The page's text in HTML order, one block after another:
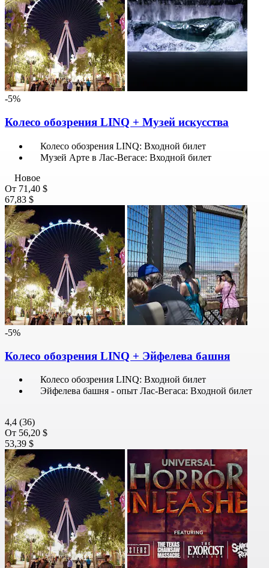
-5%
Колесо обозрения LINQ + Музей искусства
Колесо обозрения LINQ: Входной билет
Музей Арте в Лас-Вегасе: Входной билет
Новое
От 71,40 $
67,83 $
-5%
Колесо обозрения LINQ + Эйфелева башня
Колесо обозрения LINQ: Входной билет
Эйфелева башня - опыт Лас-Вегаса: Входной билет
4,4 (36)
От 56,20 $
53,39 $